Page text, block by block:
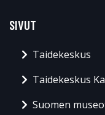
SIVUT
Taidekeskus
Taidekeskus
Suomen